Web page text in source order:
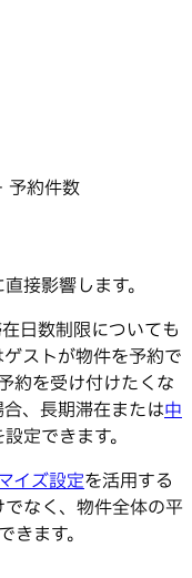
予約件数
接影響します。
日数制限についても
ストが物件を予約で
約を受け付けたくな
、長期滞在または中
定できます。
イズ設定を活用する
なく、物件全体の平
ます。